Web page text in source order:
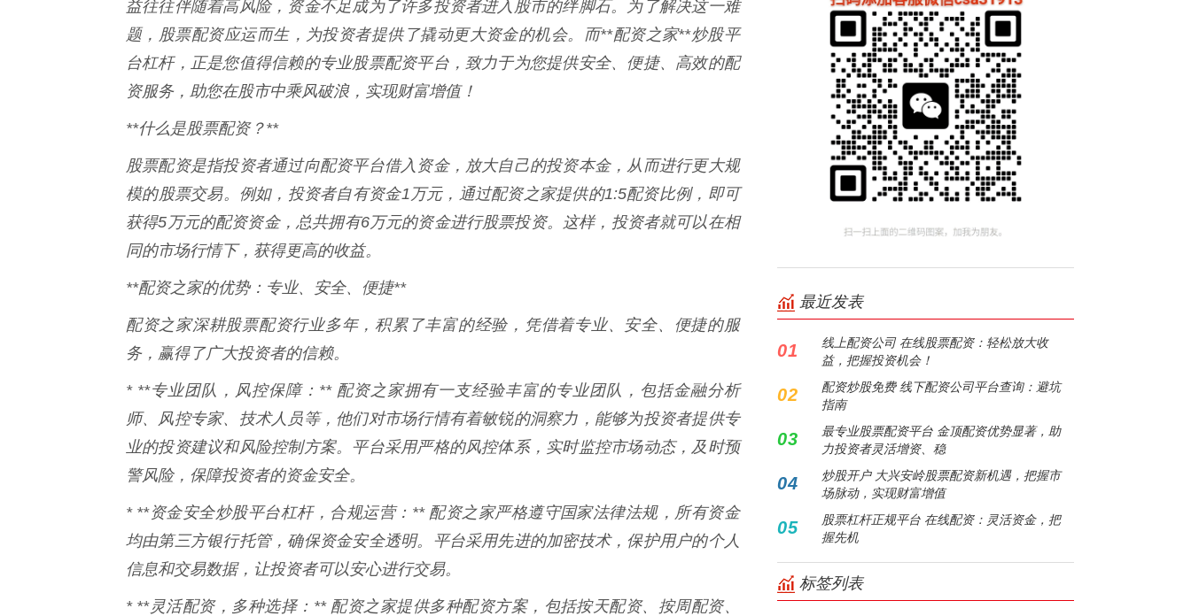
益往往伴随着高风险，资金不足成为了许多投资者进入股市的绊脚石。为了解决这一难
题，股票配资应运而生，为投资者提供了撬动更大资金的机会。而**配资之家**炒股平
台杠杆，正是您值得信赖的专业股票配资平台，致力于为您提供安全、便捷、高效的配
资服务，助您在股市中乘风破浪，实现财富增值！
**什么是股票配资？**
股票配资是指投资者通过向配资平台借入资金，放大自己的投资本金，从而进行更大规
模的股票交易。例如，投资者自有资金1万元，通过配资之家提供的1:5配资比例，即可
获得5万元的配资资金，总共拥有6万元的资金进行股票投资。这样，投资者就可以在相
同的市场行情下，获得更高的收益。
**配资之家的优势：专业、安全、便捷**
配资之家深耕股票配资行业多年，积累了丰富的经验，凭借着专业、安全、便捷的服
务，赢得了广大投资者的信赖。
* **专业团队，风控保障：** 配资之家拥有一支经验丰富的专业团队，包括金融分析
师、风控专家、技术人员等，他们对市场行情有着敏锐的洞察力，能够为投资者提供专
业的投资建议和风险控制方案。平台采用严格的风控体系，实时监控市场动态，及时预
警风险，保障投资者的资金安全。
* **资金安全炒股平台杠杆，合规运营：** 配资之家严格遵守国家法律法规，所有资金
均由第三方银行托管，确保资金安全透明。平台采用先进的加密技术，保护用户的个人
信息和交易数据，让投资者可以安心进行交易。
* **灵活配资，多种选择：** 配资之家提供多种配资方案，包括按天配资、按周配资、
最近发表
01
线上配资公司 在线股票配资：轻松放大收
益，把握投资机会！
02
配资炒股免费 线下配资公司平台查询：避坑
指南
03
最专业股票配资平台 金顶配资优势显著，助
力投资者灵活增资、稳
04
炒股开户 大兴安岭股票配资新机遇，把握市
场脉动，实现财富增值
05
股票杠杆正规平台 在线配资：灵活资金，把
握先机
标签列表